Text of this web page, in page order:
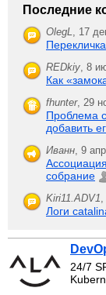
Последние
OlegL, 17
Перекличка
REDkiy, 8
Как
fhunter, 29
Проблема
добавить
Иванн, 9
собрание
Kiri11.ADV1,
Логи
24/7